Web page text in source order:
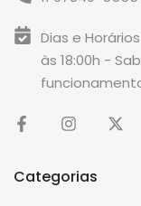
Dias e
às 18:00h -
Categorias